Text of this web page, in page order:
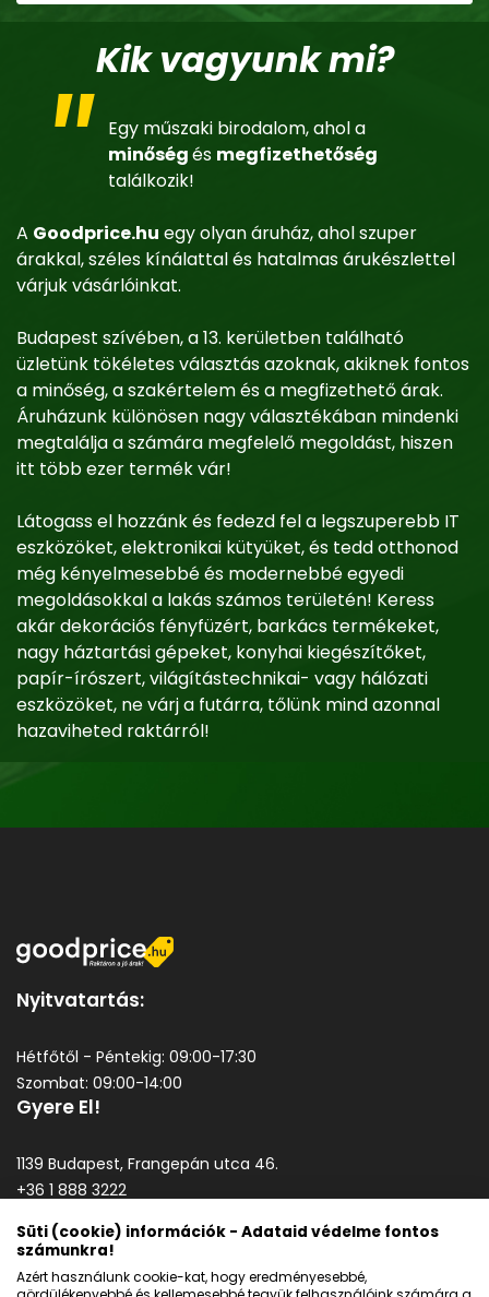
Kik vagyunk mi?
Egy műszaki birodalom, ahol a
minőségés megfizethetőség
találkozik!
A Goodprice.hu egy olyan áruház, ahol szuper
árakkal, széles kínálattal és hatalmas árukészlettel
várjuk vásárlóinkat.
Budapest szívében, a 13. kerületben található
üzletünk tökéletes választás azoknak, akiknek fontos
a minőség, a szakértelem és a megfizethető árak.
Áruházunk különösen nagy választékában mindenki
megtalálja a számára megfelelő megoldást, hiszen
itt több ezer termék vár!
Látogass el hozzánk és fedezd fel a legszuperebb IT
eszközöket, elektronikai kütyüket, és tedd otthonod
még kényelmesebbé és modernebbé egyedi
megoldásokkal a lakás számos területén! Keress
akár dekorációs fényfüzért, barkács termékeket,
nagy háztartási gépeket, konyhai kiegészítőket,
papír-írószert, világítástechnikai- vagy hálózati
eszközöket, ne várj a futárra, tőlünk mind azonnal
hazaviheted raktárról!
Nyitvatartás:
Hétfőtől - Péntekig: 09:00-17:30
Szombat: 09:00-14:00
Gyere El!
1139 Budapest, Frangepán utca 46.
+36 1 888 3222
Általános szerződési feltételek
Adatkezelési tájékoztató
Süti (cookie) információk - Adataid védelme fontos
számunkra!
Azért használunk cookie-kat, hogy eredményesebbé,